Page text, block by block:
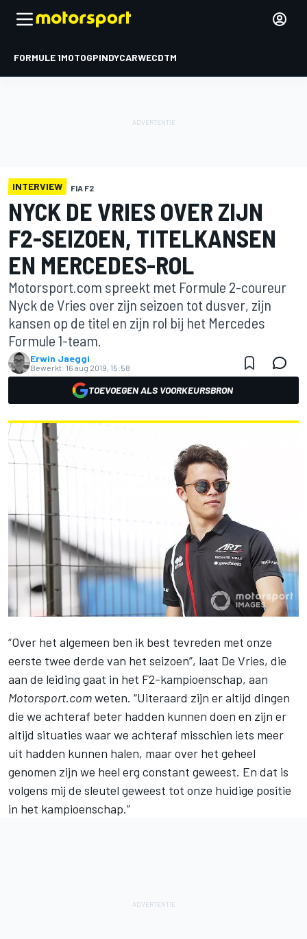
FORMULE 1MOTOGPINDYCARWECDTM
INTERVIEW FIA F2
NYCK DE VRIES OVER ZIJN
F2-SEIZOEN, TITELKANSEN
EN MERCEDES-ROL
Motorsport.com spreekt met Formule 2-coureur
Nyck de Vries over zijn seizoen tot dusver, zijn
kansen op de titel en zijn rol bij het Mercedes
Formule 1-team.
Erwin Jaeggi
Bewerkt: 16 aug 2019, 15:58
TOEVOEGEN ALS VOORKEURSBRON
“Over het algemeen ben ik best tevreden met onze
eerste twee derde van het seizoen”, laat De Vries, die
aan de leiding gaat in het F2-kampioenschap, aan
Motorsport.comweten. “Uiteraard zijn er altijd dingen
die we achteraf beter hadden kunnen doen en zijn er
altijd situaties waar we achteraf misschien iets meer
uit hadden kunnen halen, maar over het geheel
genomen zijn we heel erg constant geweest. En dat is
volgens mij de sleutel geweest tot onze huidige positie
in het kampioenschap.”